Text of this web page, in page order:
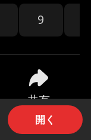
9
共有
開く